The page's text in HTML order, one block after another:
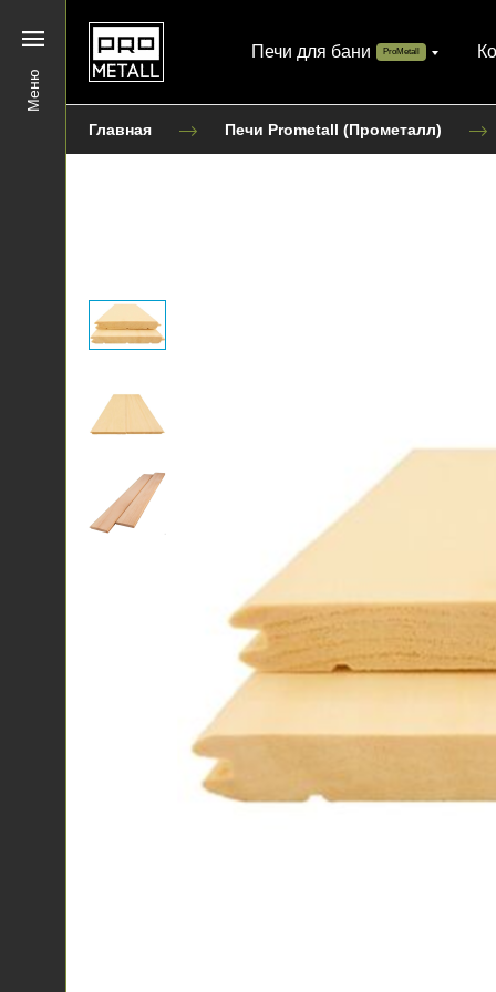
Меню
Печи для бани ProMetall
Главная Печи Prometall (Прометалл)